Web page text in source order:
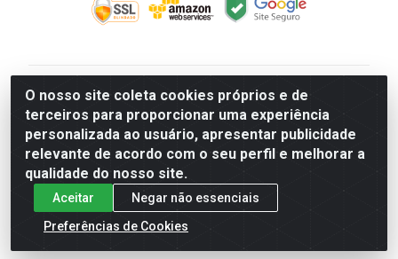
O nosso site coleta cookies próprios e de
terceiros para proporcionar uma experiência
personalizada ao usuário, apresentar publicidade
relevante de acordo com o seu perfil e melhorar a
qualidade do nosso site.
Aceitar
Negar não essenciais
Preferências de Cookies
V. C. Ferragens LTDA - Rua do Matoso, 132 - Praça da
Bandeira, Rio de Janeiro/ RJ - CEP 20.270-135 - CNPJ
12.324.723/0001-25
Todas as regras de promoções, descontos, preços e
prazos de pagamento e entrega expostos aqui são
válidos apenas para compras via internet. Preços e
estoque sujeito a alterações sem aviso prévio.